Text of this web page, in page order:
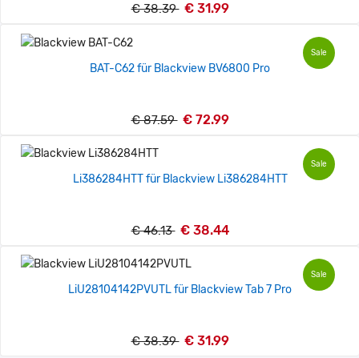
€ 38.39 € 31.99
Sale
BAT-C62 für Blackview BV6800 Pro
€ 87.59 € 72.99
Sale
Li386284HTT für Blackview Li386284HTT
€ 46.13 € 38.44
Sale
LiU28104142PVUTL für Blackview Tab 7 Pro
€ 38.39 € 31.99